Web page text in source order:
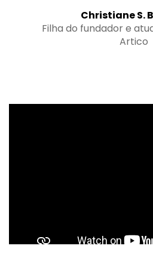
Christiane S.
Filha do fundador e
Artico